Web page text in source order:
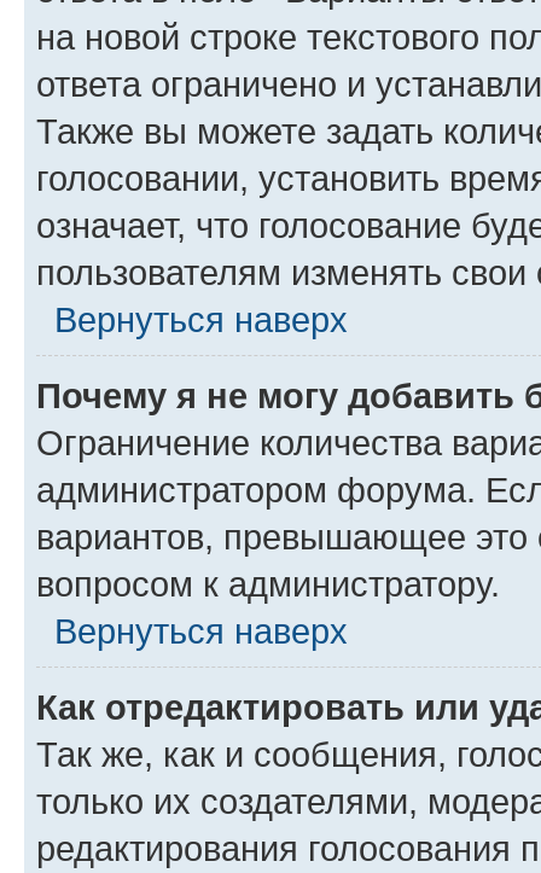
на новой строке текстового
ответа ограничено и
Также вы можете задать
голосовании, установить
означает, что голосование
пользователям изменять свои
Вернуться наверх
Почему я не могу добавить
Ограничение количества
администратором форума.
вариантов, превышающее это
вопросом к администратору.
Вернуться наверх
Как отредактировать или
Так же, как и сообщения,
только их создателями,
редактирования голосования